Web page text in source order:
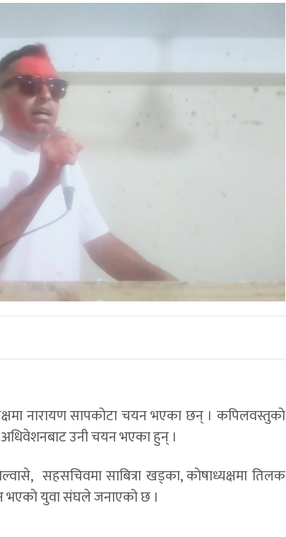
नारायण सापकोटा चयन भएका छन् । कपिलवस्तुको
अधिवेशनबाट उनी चयन भएका हुन् ।
सहसचिवमा साबित्रा खड्का, काेषाध्यक्षमा तिलक
भएकाे युवा संघले जनाएको छ ।